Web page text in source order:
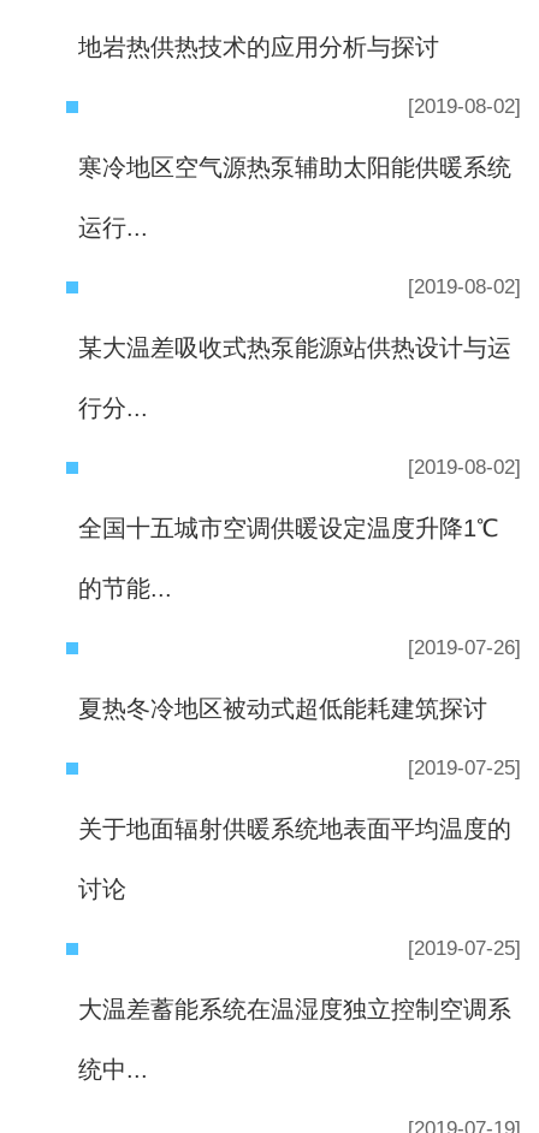
地岩热供热技术的应用分析与探讨
[2019-08-02]
寒冷地区空气源热泵辅助太阳能供暖系统
运行...
[2019-08-02]
某大温差吸收式热泵能源站供热设计与运
行分...
[2019-08-02]
全国十五城市空调供暖设定温度升降1℃
的节能...
[2019-07-26]
夏热冬冷地区被动式超低能耗建筑探讨
[2019-07-25]
关于地面辐射供暖系统地表面平均温度的
讨论
[2019-07-25]
大温差蓄能系统在温湿度独立控制空调系
统中...